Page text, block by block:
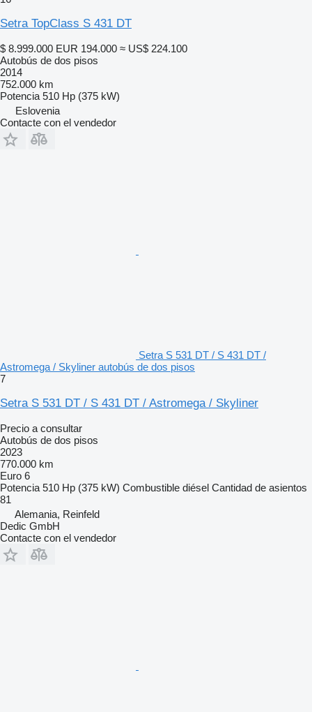
Setra TopClass S 431 DT
$ 8.999.000 EUR 194.000 ≈ US$ 224.100
Autobús de dos pisos
2014
752.000 km
Potencia 510 Hp (375 kW)
Eslovenia
Contacte con el vendedor
Setra S 531 DT / S 431 DT /
Astromega / Skyliner autobús de dos pisos
7
Setra S 531 DT / S 431 DT / Astromega / Skyliner
Precio a consultar
Autobús de dos pisos
2023
770.000 km
Euro 6
Potencia 510 Hp (375 kW) Combustible diésel Cantidad de asientos
81
Alemania, Reinfeld
Dedic GmbH
Contacte con el vendedor